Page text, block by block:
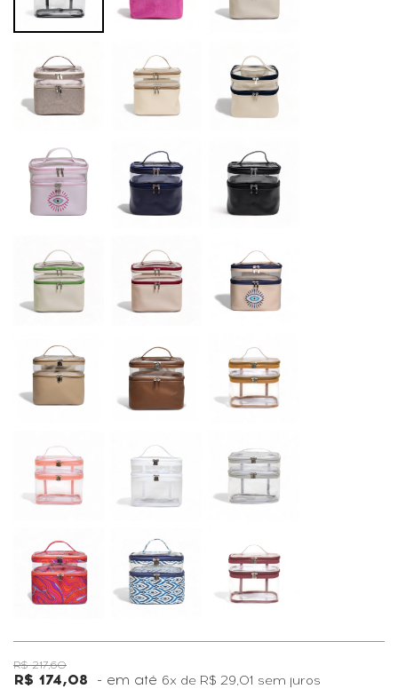
R$ 217,60
R$ 174,08 6x de R$ 29,01 sem juros